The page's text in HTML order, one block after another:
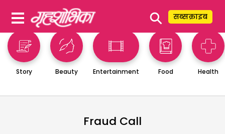
⚲ सब्सक्राइब
Story Beauty Entertainment Food Health
Fraud Call